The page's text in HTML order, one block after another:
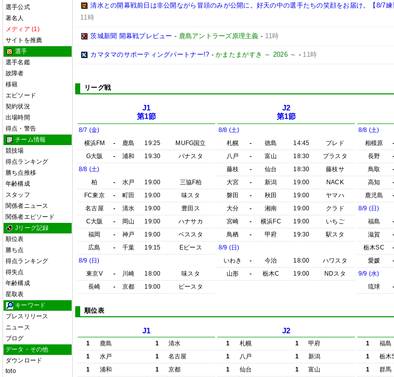
選手公式
著名人
メディア (1)
サイトを推薦
選手
選手名鑑
故障者
移籍
エピソード
契約状況
出場時間
得点・警告
チーム情報
競技場
得点ランキング
勝ち点推移
年齢構成
スタッフ
関係者ニュース
関係者エピソード
Jリーグ記録
順位表
勝ち点
得点ランキング
得失点
年齢構成
星取表
キーワード
プレスリリース
ニュース
ブログ
データ・その他
ダウンロード
toto
清水との開幕戦前日は非公開ながら冒頭のみが公開に。好天の中の選手たちの笑顔をお届け。【8/7練
11時
茨城新聞 開幕戦プレビュー - 鹿島アントラーズ原理主義 - 11時
カマタマのサポーティングパートナー!? -かまたまがすき ～ 2026 ～ - 11時
リーグ戦
J1
第1節
8/7 (金)
横浜FM
- 鹿島 19:25
MUFG国立
G大阪
- 浦和 19:30
パナスタ
8/8 (土)
柏
- 水戸 19:00
三協F柏
FC東京
- 町田 19:00
味スタ
名古屋
- 清水 19:00
豊田ス
C大阪
- 岡山 19:00
ハナサカ
福岡
- 神戸 19:00
ベススタ
広島
- 千葉 19:15
Eピース
8/9 (日)
東京V
- 川崎 18:00
味スタ
長崎
- 京都 19:00 ピースタ
J2
第1節
8/8 (土)
札幌
- 徳島 14:45
プレド
八戸
- 富山 18:30
プラスタ
藤枝
- 仙台 18:30
藤枝サ
大宮
- 新潟 19:00
NACK
磐田
- 秋田 19:00
ヤマハ
大分
- 湘南 19:00
クラド
宮崎
- 横浜FC 19:00
いちご
鳥栖
- 甲府 19:30
駅スタ
8/9 (日)
いわき
- 今治 18:00
ハワスタ
山形
- 栃木C 19:00 NDスタ
8/8 (土)
相模原
-
長野
-
鳥取
-
高知
-
鹿児島
-
8/9 (日)
福島
-
滋賀
-
栃木SC
-
愛媛
-
9/9 (水)
琉球
-
順位表
J1
1 鹿島 1
清水
1
水戸 1
名古屋
1
浦和 1
京都
J2
1 札幌 1
甲府
1
八戸 1
新潟
1
仙台 1
富山
1 福島
1
栃木
1
群馬